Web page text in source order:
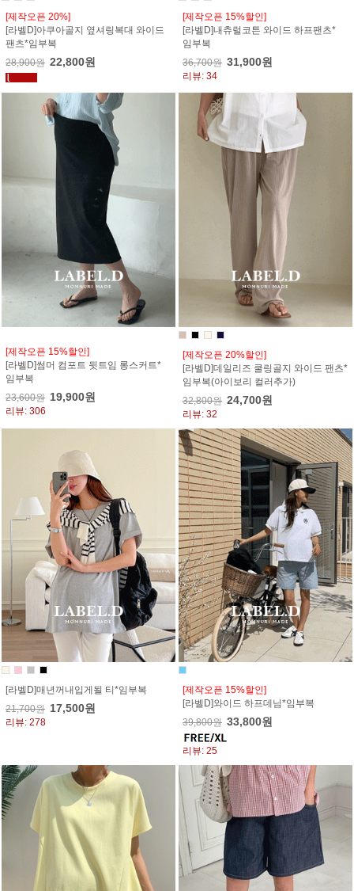
[제작오픈 20%]
[라벨D]아쿠아골지 옆셔링복대 와이드
팬츠*임부복
28,900원 22,800원
[제작오픈 15%할인]
[라벨D]내츄럴코튼 와이드 하프팬츠*
임부복
36,700원 31,900원
리뷰: 34
[제작오픈 15%할인]
[라벨D]썸머 컴포트 뒷트임 롱스커트*
임부복
23,600원 19,900원
리뷰: 306
[제작오픈 20%할인]
[라벨D]데일리즈 쿨링골지 와이드 팬츠*
임부복(아이보리 컬러추가)
32,800원 24,700원
리뷰: 32
[라벨D]매년꺼내입게될 티*임부복
21,700원 17,500원
리뷰: 278
[제작오픈 15%할인]
[라벨D]와이드 하프데님*임부복
39,800원 33,800원
리뷰: 25